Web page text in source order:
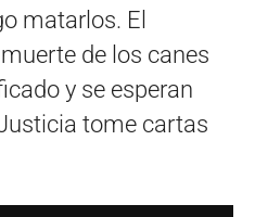
matarlos. El
de los canes
y se esperan
tome cartas